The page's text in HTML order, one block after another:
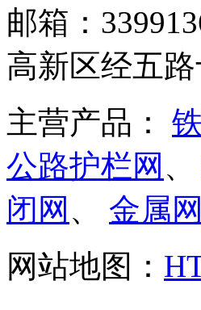
邮箱：
高新区经五
主营产品：
公路护栏网 、
闭网 、 金属
网站地图：